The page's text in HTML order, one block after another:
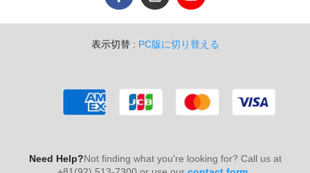
表示切替 : PC版に切り替える
Need Help?Not finding what you're looking for? Call us at